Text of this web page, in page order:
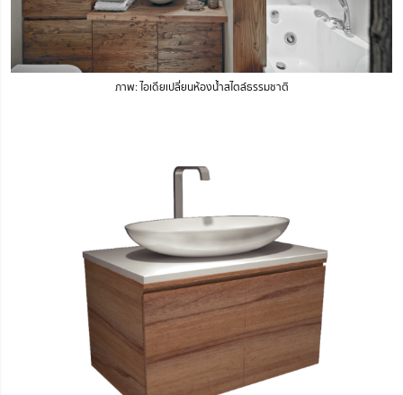
ภาพ: ไอเดียเปลี่ยนห้องน้ำสไตล์ธรรมชาติ